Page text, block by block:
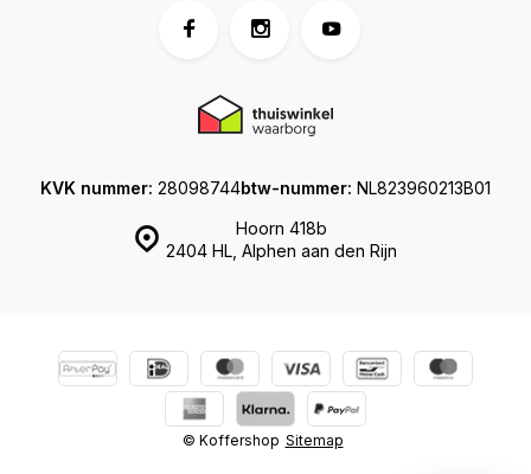
Hoorn 418b
2404 HL, Alphen aan den Rijn
KVK nummer: 28098744btw-nummer: NL823960213B01
© Koffershop Sitemap